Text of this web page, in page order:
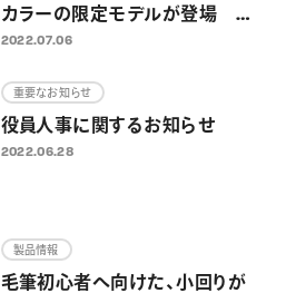
カラーの限定モデルが登場
2022年7月20日（水）より限定発
2022.07.06
重要なお知らせ
役員人事に関するお知らせ
2022.06.28
製品情報
毛筆初心者へ向けた、小回りが